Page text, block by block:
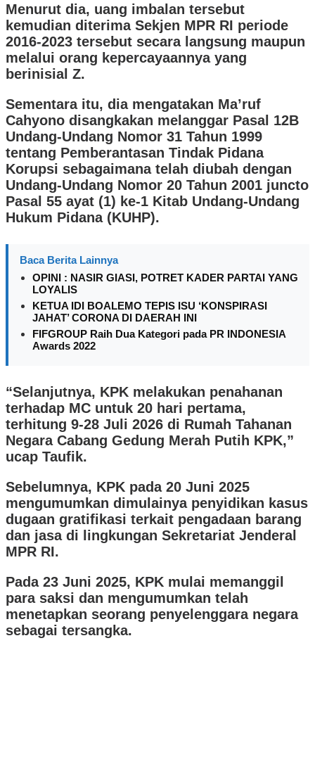
Menurut dia, uang imbalan tersebut
kemudian diterima Sekjen MPR RI periode
2016-2023 tersebut secara langsung maupun
melalui orang kepercayaannya yang
berinisial Z.
Sementara itu, dia mengatakan Ma’ruf
Cahyono disangkakan melanggar Pasal 12B
Undang-Undang Nomor 31 Tahun 1999
tentang Pemberantasan Tindak Pidana
Korupsi sebagaimana telah diubah dengan
Undang-Undang Nomor 20 Tahun 2001 juncto
Pasal 55 ayat (1) ke-1 Kitab Undang-Undang
Hukum Pidana (KUHP).
Baca Berita Lainnya
OPINI : NASIR GIASI, POTRET KADER PARTAI YANG
LOYALIS
KETUA IDI BOALEMO TEPIS ISU ‘KONSPIRASI
JAHAT’ CORONA DI DAERAH INI
FIFGROUP Raih Dua Kategori pada PR INDONESIA
Awards 2022
“Selanjutnya, KPK melakukan penahanan
terhadap MC untuk 20 hari pertama,
terhitung 9-28 Juli 2026 di Rumah Tahanan
Negara Cabang Gedung Merah Putih KPK,”
ucap Taufik.
Sebelumnya, KPK pada 20 Juni 2025
mengumumkan dimulainya penyidikan kasus
dugaan gratifikasi terkait pengadaan barang
dan jasa di lingkungan Sekretariat Jenderal
MPR RI.
Pada 23 Juni 2025, KPK mulai memanggil
para saksi dan mengumumkan telah
menetapkan seorang penyelenggara negara
sebagai tersangka.